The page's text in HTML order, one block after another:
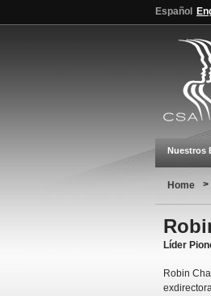
Español
Nuestros
Home >
Líder
Robin